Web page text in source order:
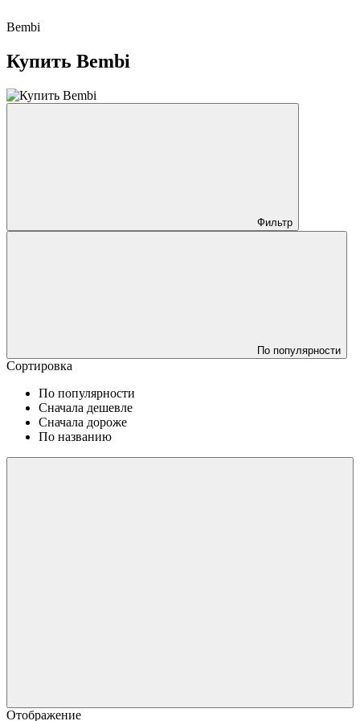
Bembi
Купить Bembi
Фильтр
По популярности
Сортировка
По популярности
Сначала дешевле
Сначала дороже
По названию
Отображение